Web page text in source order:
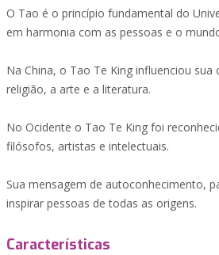
O Tao é o princípio fundamental do
em harmonia com as pessoas e o
Na China, o Tao Te King influenciou sua
religião, a arte e a literatura.
No Ocidente o Tao Te King foi
filósofos, artistas e intelectuais.
Sua mensagem de autoconhecimento,
inspirar pessoas de todas as origens.
Características